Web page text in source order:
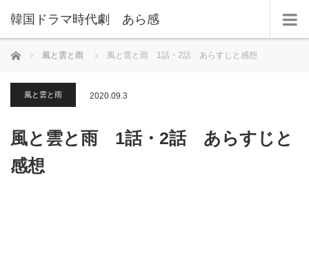
韓国ドラマ時代劇 あら感
ホーム 風と雲と雨 風と雲と雨 1話・2話 あらすじと感想
風と雲と雨 2020.09.3
風と雲と雨 1話・2話 あらすじと
感想